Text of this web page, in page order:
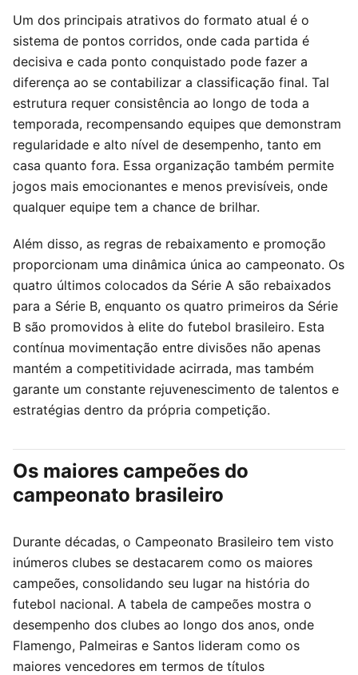
Um dos principais atrativos do formato atual é o
sistema de pontos corridos, onde cada partida é
decisiva e cada ponto conquistado pode fazer a
diferença ao se contabilizar a classificação final. Tal
estrutura requer consistência ao longo de toda a
temporada, recompensando equipes que demonstram
regularidade e alto nível de desempenho, tanto em
casa quanto fora. Essa organização também permite
jogos mais emocionantes e menos previsíveis, onde
qualquer equipe tem a chance de brilhar.
Além disso, as regras de rebaixamento e promoção
proporcionam uma dinâmica única ao campeonato. Os
quatro últimos colocados da Série A são rebaixados
para a Série B, enquanto os quatro primeiros da Série
B são promovidos à elite do futebol brasileiro. Esta
contínua movimentação entre divisões não apenas
mantém a competitividade acirrada, mas também
garante um constante rejuvenescimento de talentos e
estratégias dentro da própria competição.
Os maiores campeões do
campeonato brasileiro
Durante décadas, o Campeonato Brasileiro tem visto
inúmeros clubes se destacarem como os maiores
campeões, consolidando seu lugar na história do
futebol nacional. A tabela de campeões mostra o
desempenho dos clubes ao longo dos anos, onde
Flamengo, Palmeiras e Santos lideram como os
maiores vencedores em termos de títulos